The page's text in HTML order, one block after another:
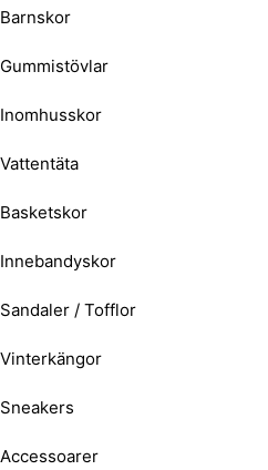
Barnskor
Gummistövlar
Inomhusskor
Vattentäta
Basketskor
Innebandyskor
Sandaler / Tofflor
Vinterkängor
Sneakers
Accessoarer